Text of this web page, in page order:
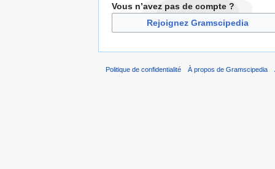
Vous n’avez pas de compte ?
Rejoignez Gramscipedia
Politique de confidentialité À propos de Gramscipedia